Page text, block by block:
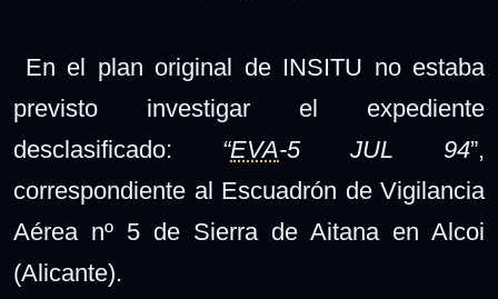
En el plan original de INSITU no estaba
previsto investigar el expediente
desclasificado: “EVA-5 JUL 94”,
correspondiente al Escuadrón de Vigilancia
Aérea nº 5 de Sierra de Aitana en Alcoi
(Alicante).